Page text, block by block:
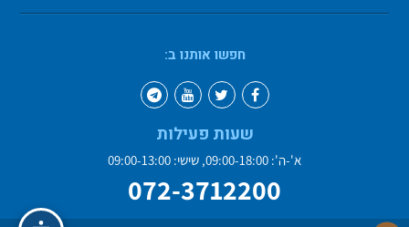
חפשו אותנו ב:
שעות פעילות
א'-ה': 09:00-18:00, שישי: 09:00-13:00
072-3712200